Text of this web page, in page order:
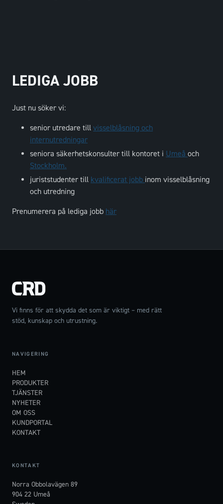
LEDIGA JOBB
Just nu söker vi:
senior utredare till visselblåsning och
internutredningar
seniora säkerhetskonsulter till kontoret i Umeå och
Stockholm.
juriststudenter till kvalificerat jobb inom visselblåsning
och utredning
Prenumerera på lediga jobb här
Vi finns för att skydda det som är viktigt – med rätt
stöd, kunskap och utrustning.
NAVIGERING
HEM
PRODUKTER
TJÄNSTER
NYHETER
OM OSS
KUNDPORTAL
KONTAKT
KONTAKT
Norra Obbolavägen 89
904 22 Umeå